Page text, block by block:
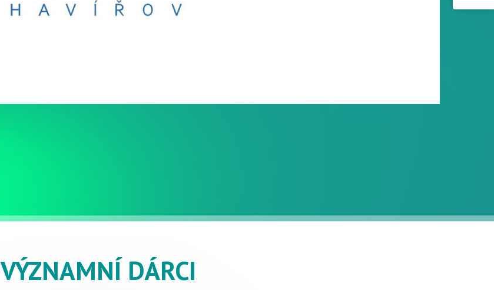
VÝZNAMNÍ DÁRCI